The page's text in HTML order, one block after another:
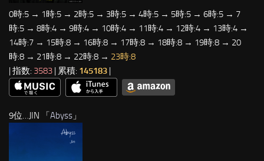
0時:5 → 1時:5 → 2時:5 → 3時:5 → 4時:5 → 5時:5 → 6時:5 → 7
時:5 → 8時:4 → 9時:4 → 10時:4 → 11時:4 → 12時:4 → 13時:4 →
14時:7 → 15時:8 → 16時:8 → 17時:8 → 18時:8 → 19時:8 → 20
時:8 → 21時:8 → 22時:8 → 23時:8
| 指数: 3583 | 累積: 145183 |
9位…JIN 「Abyss 」